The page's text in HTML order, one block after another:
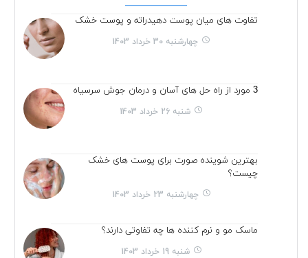
تفاوت های میان پوست دهیدراته و پوست خشک
چهارشنبه 30 خرداد 1403
3 مورد از راه حل های آسان و درمان جوش سرسیاه
شنبه 26 خرداد 1403
بهترین شوینده صورت برای پوست های خشک
چیست؟
چهارشنبه 23 خرداد 1403
ماسک مو و نرم کننده ها چه تفاوتی دارند؟
شنبه 19 خرداد 1403